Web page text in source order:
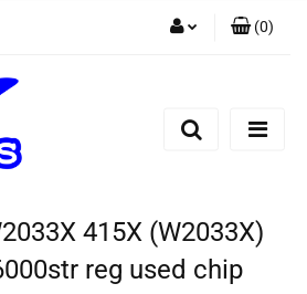
Zarejestruj się
(0)
415X (W2033X)
reg used chip